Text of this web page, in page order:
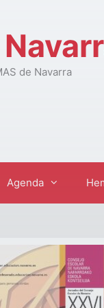
de Navarra
Agenda